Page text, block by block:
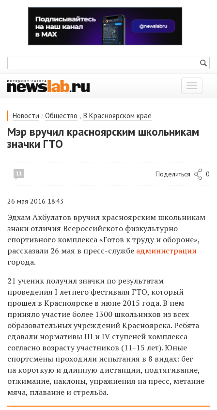
Показать
меню
Новости / Общество , В Красноярском крае
Мэр вручил красноярским школьникам
значки ГТО
11 Поделиться 0
26 мая 2016 18:43
Эдхам Акбулатов вручил красноярским школьникам
знаки отличия Всероссийского физкультурно-
спортивного комплекса «Готов к труду и обороне»,
рассказали 26 мая в пресс-службе администрации
города.
21 ученик получил значки по результатам
проведения I летнего фестиваля ГТО, который
прошел в Красноярске в июне 2015 года. В нем
приняло участие более 1300 школьников из всех
образовательных учреждений Красноярска. Ребята
сдавали нормативыIII иIV ступеней комплекса
согласно возрасту участников (11-15 лет). Юные
спортсмены проходили испытания в 8 видах: бег
на короткую и длинную дистанции, подтягивание,
отжимание, наклоны, упражнения на пресс, метание
мяча, плавание и стрельба.